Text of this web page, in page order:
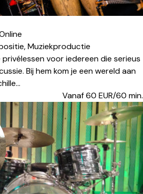
Muziekproductie
voor iedereen die serieus
Bij hem kom je een wereld aan
Vanaf 60 EUR/60 min.